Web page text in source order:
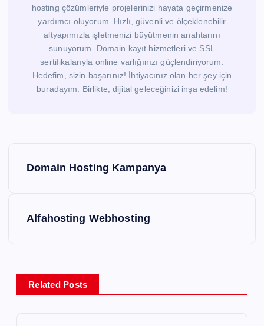
hosting çözümleriyle projelerinizi hayata geçirmenize
yardımcı oluyorum. Hızlı, güvenli ve ölçeklenebilir
altyapımızla işletmenizi büyütmenin anahtarını
sunuyorum. Domain kayıt hizmetleri ve SSL
sertifikalarıyla online varlığınızı güçlendiriyorum.
Hedefim, sizin başarınız! İhtiyacınız olan her şey için
buradayım. Birlikte, dijital geleceğinizi inşa edelim!
g
e
Domain Hosting Kampanya
Alfahosting Webhosting
Related Posts